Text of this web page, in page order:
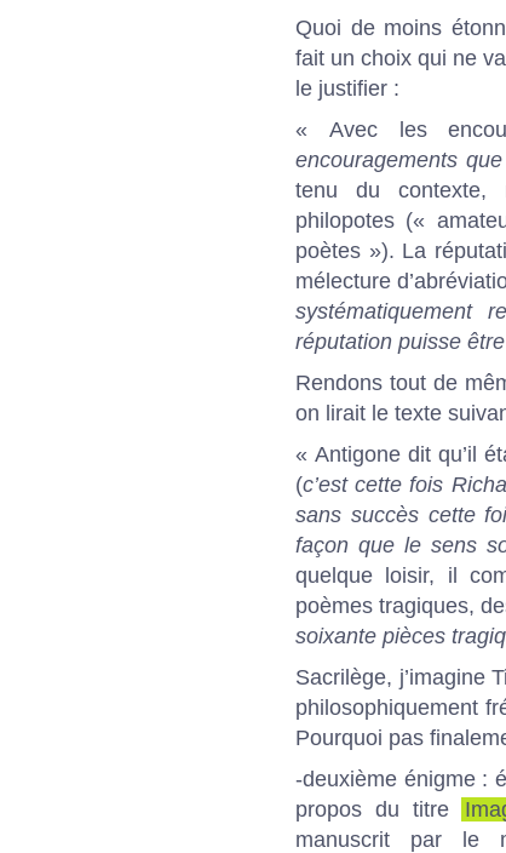
Quoi de moins
fait un choix qui ne
le justifier :
« Avec les
encouragements
tenu du contexte,
philopotes («
poètes »). La
mélecture
systématiquement
réputation puisse
Rendons tout de
on lirait le texte
« Antigone dit qu’il
(c’est cette fois
sans succès cette
façon que le sens
quelque loisir, il
poèmes tragiques,
soixante pièces
Sacrilège, j’imagine
philosophiquement
Pourquoi pas
-deuxième énigme :
propos du titre
manuscrit par le